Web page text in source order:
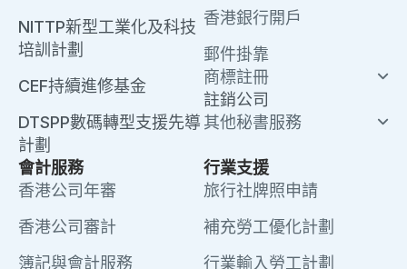
NITTP新型工業化及科技
培訓計劃
CEF持續進修基金
DTSPP數碼轉型支援先導
計劃
香港銀行開戶
郵件掛靠
商標註冊
註銷公司
其他秘書服務
會計服務
香港公司年審
香港公司審計
簿記與會計服務
行業支援
旅行社牌照申請
補充勞工優化計劃
行業輸入勞工計劃